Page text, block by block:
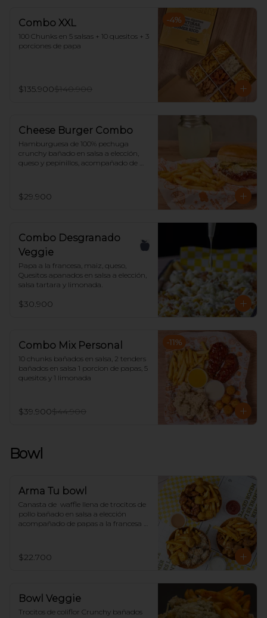
-4%
Combo XXL
100 Chunks en 5 salsas + 10 quesitos + 3
porciones de papa
$135.900$140.900
Cheese Burger Combo
Hamburguesa de 100% pechuga
crunchy bañado en salsa a elección,
queso y pepinillos, acompañado de
$29.900
Combo Desgranado
Veggie
Papa a la francesa, maiz, queso,
Quesitos apanados en salsa a elección,
salsa tartara y limonada.
$30.900
-11%
Combo Mix Personal
10 chunks bañados en salsa, 2 tenders
bañados en salsa 1 porcion de papas, 5
quesitos y 1 limonada
$39.900$44.900
Bowl
Arma Tu bowl
Canasta de  waffle llena de trocitos de
pollo bañado en salsa a elección
acompañado de papas a la francesa o
$22.700
Bowl Veggie
Trocitos de coliflor Crunchy bañados